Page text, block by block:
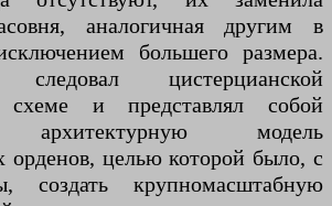
аналогичная другим в
большего размера.
цистерцианской
схеме и представлял собой
архитектурную модель
целью которой было, с
создать крупномасштабную